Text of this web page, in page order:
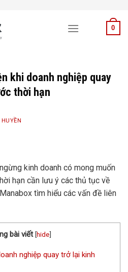
0
khi doanh nghiệp quay
thời hạn
kinh doanh có mong muốn
hạn cần lưu ý các thủ tục về
tìm hiểu các vấn đề liên
bài viết [hide]
nghiệp quay trở lại kinh